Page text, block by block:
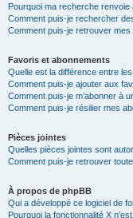
Pourquoi ma recherche renvoie
Comment puis-je rechercher
Comment puis-je retrouver
Favoris et abonnements
Quelle est la différence entre
Comment puis-je ajouter aux
Comment puis-je m’abonner à
Comment puis-je résilier mes
Pièces jointes
Quelles pièces jointes sont
Comment puis-je retrouver
À propos de phpBB
Qui a développé ce logiciel de
Pourquoi la fonctionnalité X